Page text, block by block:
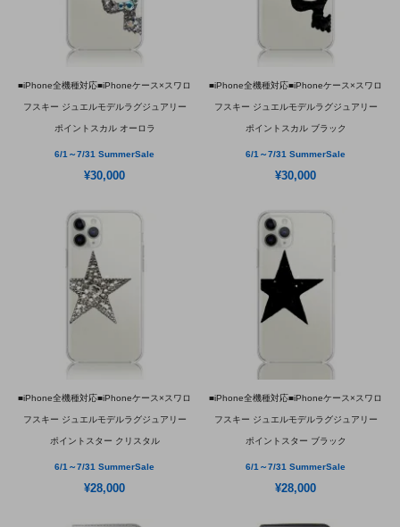
■iPhone全機種対応■iPhoneケース×スワロ
フスキー ジュエルモデルラグジュアリー
ポイントスカル オーロラ
6/1～7/31 SummerSale
¥30,000
■iPhone全機種対応■iPhoneケース×スワロ
フスキー ジュエルモデルラグジュアリー
ポイントスカル ブラック
6/1～7/31 SummerSale
¥30,000
■iPhone全機種対応■iPhoneケース×スワロ
フスキー ジュエルモデルラグジュアリー
ポイントスター クリスタル
6/1～7/31 SummerSale
¥28,000
■iPhone全機種対応■iPhoneケース×スワロ
フスキー ジュエルモデルラグジュアリー
ポイントスター ブラック
6/1～7/31 SummerSale
¥28,000